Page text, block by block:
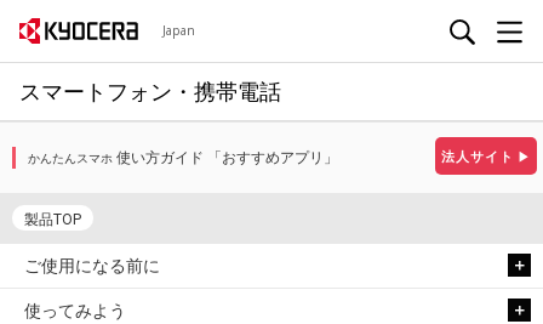
Japan
スマートフォン・携帯電話
法人サイト ▶
かんたんスマホ 使い方ガイド 「おすすめアプリ」
製品TOP
ご使用になる前に
使ってみよう